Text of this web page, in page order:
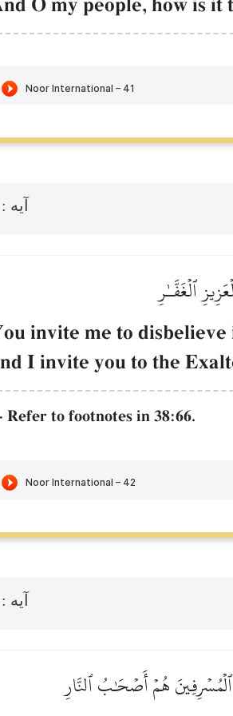
O my people, how is
آيه :
ٱلۡغَفَّـٰرِ
invite me to
I invite you to the
Refer to footnotes in 38:66.
آيه :
ٱلۡمُسۡرِفِينَ هُمۡ أَصۡحَٰبُ ٱلنَّارِ